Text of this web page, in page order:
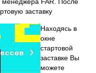
заставку
Находясь в
окне
стартовой
заставке Вы
можете